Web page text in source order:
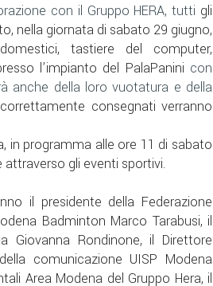
con il Gruppo HERA, tutti gli
nella giornata di sabato 29 giugno,
tastiere del computer,
l’impianto del PalaPanini con
anche della loro vuotatura e della
consegnati verranno
in programma alle ore 11 di sabato
gli eventi sportivi.
il presidente della Federazione
Badminton Marco Tarabusi, il
Giovanna Rondinone, il Direttore
comunicazione UISP Modena
Area Modena del Gruppo Hera, il